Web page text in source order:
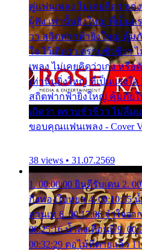
คู่แฟนเพลง ไม่เคยคิดว่าเ
ผู้ฟัง เท่านั้นยิ่งใหญ่ ที่เป็นแ
วา สถิตฟากฟ้ายิ่งใหญ่ คุ้ม
ใจ ไว้เถิดว่า ตราบชั่วชีวา
เพลง ไม่เคยคิดว่าเก่ง หรื
เท่านั้นยิ่งใหญ่ ที่เป็นแรงใจ
สถิตฟากฟ้ายิ่งใหญ่ คุ้มภัยใ
เถิดว่า ตราบชั่วชีวา ไม่ลืม
ขอบคุณแฟนเพลง - Cover
38 views • 31.07.2569
1. 00:00:00 ยินดีรับเดน 2.
กิ่งทองใบหยก 4. 00:10:35
ลานเท 6. 00:17:06 จำใจจ
00:25:16 น้ำลงเดือนยี่ 9.
00:32:29 ตอไม้ที่ตายแล้ว